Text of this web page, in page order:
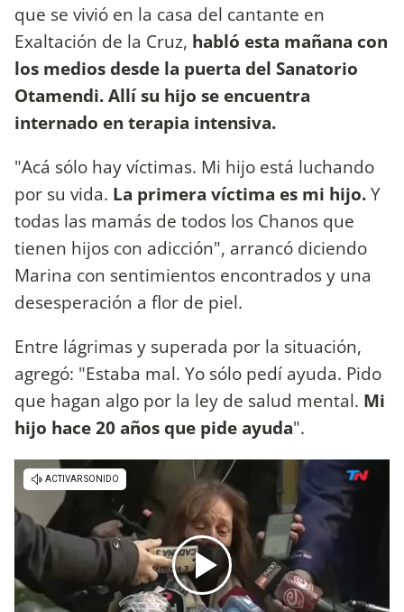
que se vivió en la casa del cantante en
Exaltación de la Cruz, habló esta mañana con
los medios desde la puerta del Sanatorio
Otamendi. Allí su hijo se encuentra
internado en terapia intensiva.
"Acá sólo hay víctimas. Mi hijo está luchando
por su vida. La primera víctima es mi hijo.Y
todas las mamás de todos los Chanos que
tienen hijos con adicción", arrancó diciendo
Marina con sentimientos encontrados y una
desesperación a flor de piel.
Entre lágrimas y superada por la situación,
agregó: "Estaba mal. Yo sólo pedí ayuda. Pido
que hagan algo por la ley de salud mental. Mi
hijo hace 20 años que pide ayuda".